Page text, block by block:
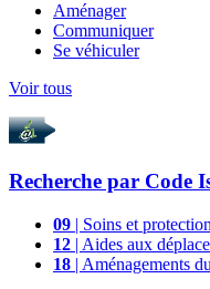
Aménager
Communiquer
Se véhiculer
Voir tous
Recherche par Code
09 | Soins et
12 | Aides aux
18 | Aménagements